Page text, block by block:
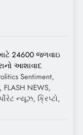
માટે 24600 જળવાઇ
આશાવાદ
Sentiment,
FLASH NEWS,
ન્યૂઝ, ક્રિપ્ટો,